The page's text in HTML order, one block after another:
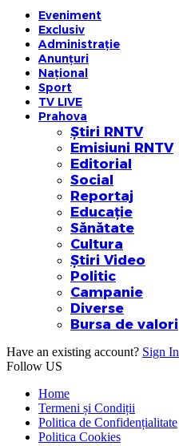
Eveniment
Exclusiv
Administrație
Anunțuri
Național
Sport
TV LIVE
Prahova
Știri RNTV
Emisiuni RNTV
Editorial
Social
Reportaj
Educație
Sănătate
Cultura
Știri Video
Politic
Campanie
Diverse
Bursa de valori
Have an existing account? Sign In
Follow US
Home
Termeni și Condiții
Politica de Confidențialitate
Politica Cookies